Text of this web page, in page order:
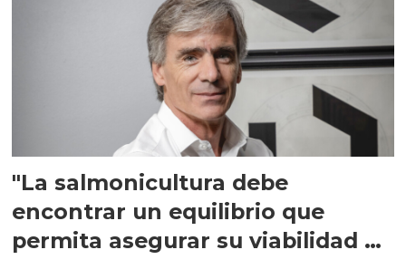
"La salmonicultura debe
encontrar un equilibrio que
permita asegurar su viabilidad de